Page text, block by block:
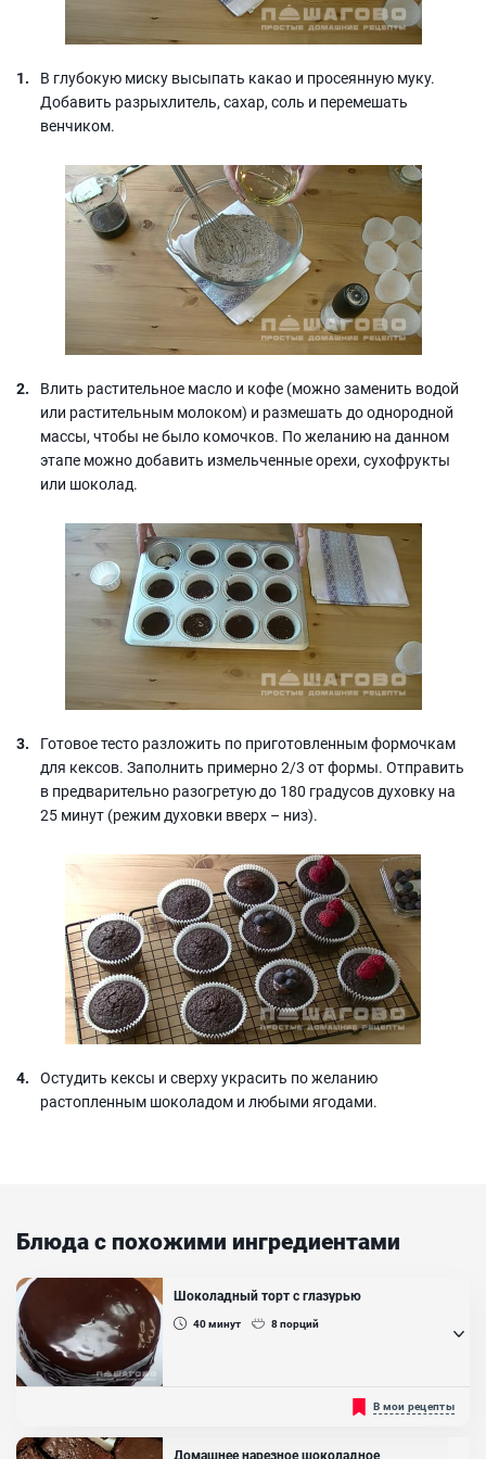
В глубокую миску высыпать какао и просеянную муку.
Добавить разрыхлитель, сахар, соль и перемешать
венчиком.
Влить растительное масло и кофе (можно заменить водой
или растительным молоком) и размешать до однородной
массы, чтобы не было комочков. По желанию на данном
этапе можно добавить измельченные орехи, сухофрукты
или шоколад.
Готовое тесто разложить по приготовленным формочкам
для кексов. Заполнить примерно 2/3 от формы. Отправить
в предварительно разогретую до 180 градусов духовку на
25 минут (режим духовки вверх – низ).
Остудить кексы и сверху украсить по желанию
растопленным шоколадом и любыми ягодами.
Блюда с похожими ингредиентами
Шоколадный торт с глазурью
40минут 8порций
Шоколадный торт с глазурью - очень вкусный десерт, который
соблазняет уже одним только своим аппетитным внешним
видом. Его нежный, сладкий вкус понравится как взрослым, так и
детям. Сочетание мягких, воздушных коржей с заварным
В мои рецепты
Домашнее нарезное шоколадное